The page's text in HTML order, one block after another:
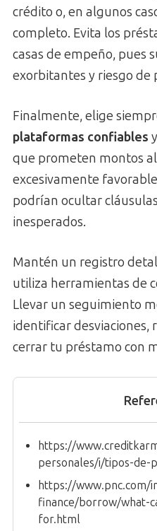
crédito o, en algunos
completo. Evita los
casas de empeño, pues
exorbitantes y riesgo de
Finalmente, elige
plataformas confiables
que prometen montos
excesivamente
podrían ocultar
inesperados.
Mantén un registro
utiliza herramientas de
Llevar un seguimiento
identificar desviaciones,
cerrar tu préstamo con
https://
personales/i/tipos-de-
https://www.pnc.com/
finance/borrow/what-
for.html